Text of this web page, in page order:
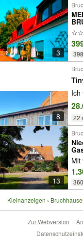
3
8
Ich
22
13
Mit
Kleinanzeigen
Zur Webversion